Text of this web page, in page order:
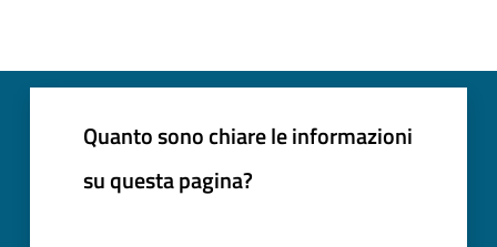
Quanto sono chiare le informazioni
su questa pagina?